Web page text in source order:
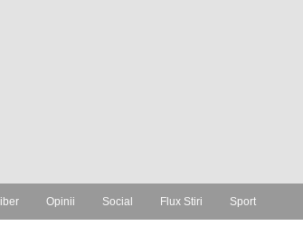
Opinii Social Flux Stiri Sport